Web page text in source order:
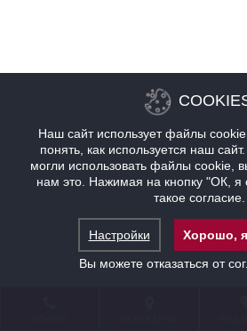
Наш сайт использует файлы
понять, как используется наш
могли использовать файлы cookie,
нам это. Нажимая на кнопку "ОК, я
такое согласие.
Настройки
Хорошо, я
Вы можете отказаться от